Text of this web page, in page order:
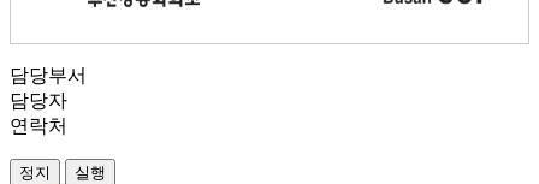
담당부서
담당자
연락처
정지 실행